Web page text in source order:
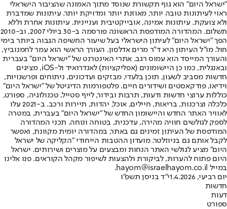
"ישראל היום" הוא גוף תקשורת שנוסד מתוך האמונה שהציבור הישראלי
ראוי לעיתונות טובה יותר, מאוזנת יותר ומדויקת יותר. עיתונות שמדברת
ולא צועקת. עיתונות אמינה, אובייקטיבית ועניינית. עיתונות אחרת וללא
תשלום. המהדורה המודפסת הראשונה פורסמה ב-30 ביולי 2007, וב-2010
הפך "ישראל היום" לעיתון הישראלי בעל שיעור החשיפה הגבוה ביותר בימי
חול. מו"ל העיתון היא ד"ר מרים אדלסון. העורך הראשי הוא עמר לחמנוביץ,
והעורך המייסד הוא עמוס רגב. אתרי האינטרנט של "ישראל היום" בעברית
ובאנגלית, כמו כן היישומונים (אפליקציות) לאנדרואיד ול-iOS, מציגים
חדשות מסביב לשעון, תוכן בלעדי, מבזקים ועדכונים, ניתוחים ופרשנויות,
וידיאו, פודקאסטים ושידורים חיים. פלטפורמות הדיגיטל של "ישראל היום"
כוללות ערוצי חדשות ודעות, תרבות ובידור, לייף סטייל, טכנולוגיה, ספורט,
כלכלה וצרכנות, בריאות, חיילים, אוכל, יהדות, תיירות ורכב. ב-2021 עלו
לאוויר האתר החדש והיישומון החדש של "ישראל היום" בעברית, במטרה
לספק לגולשים חוויה מהירה, עדכנית, בטוחה ונוחה. תכני המהדורה
המודפסת של העיתון זמינים גם באתר, במהדורה יומית מקוונת, ואפשר
לקבל אותם גם בניוזלטר. מועדון ההטבות הייחודי "הקליקה של ישראל
היום" מציע לגולשי האתר הנחות ומבצעים על מוצרים ושירותים. ישראל
היום פתוח להערות, לביקורת ולהצעות לשיפור מקהל הקוראים. פנו אלינו
במייל hayom@israelhayom.co.il.
יום רביעי, 1.4.2026
י"ד בניסן תשפ"ו
חדשות
דעות
ספורט